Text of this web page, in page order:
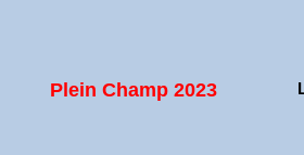
Plein Champ 2023